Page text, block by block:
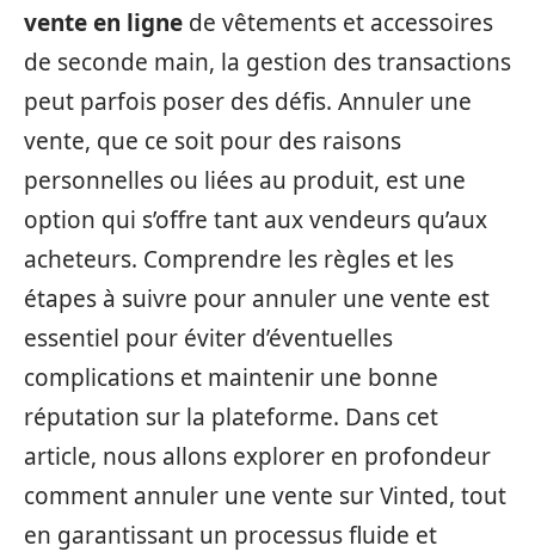
vente en ligne de vêtements et accessoires
de seconde main, la gestion des transactions
peut parfois poser des défis. Annuler une
vente, que ce soit pour des raisons
personnelles ou liées au produit, est une
option qui s’offre tant aux vendeurs qu’aux
acheteurs. Comprendre les règles et les
étapes à suivre pour annuler une vente est
essentiel pour éviter d’éventuelles
complications et maintenir une bonne
réputation sur la plateforme. Dans cet
article, nous allons explorer en profondeur
comment annuler une vente sur Vinted, tout
en garantissant un processus fluide et